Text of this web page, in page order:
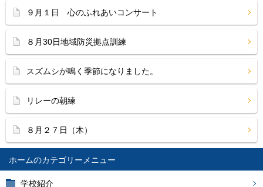
ホーム
学校紹介
９月１日 心のふれあいコンサート
８月30日地域防災拠点訓練
スズムシが鳴く季節になりました。
リレーの朝練
８月２７日（木）